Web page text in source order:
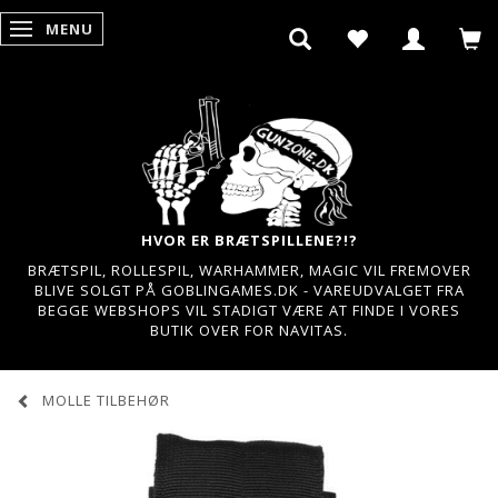
SKIFTE NAVIGATION
MENU
HVOR ER BRÆTSPILLENE?!?
BRÆTSPIL, ROLLESPIL, WARHAMMER, MAGIC VIL FREMOVER
BLIVE SOLGT PÅ GOBLINGAMES.DK - VAREUDVALGET FRA
BEGGE WEBSHOPS VIL STADIGT VÆRE AT FINDE I VORES
BUTIK OVER FOR NAVITAS.
MOLLE TILBEHØR